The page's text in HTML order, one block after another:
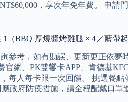
，享次年免年費。 申
（BBQ 厚燒醬烤雞腿 × 4／藍
參考，如有勘誤、更新更正依
網、PK雙饗卡APP、肯德基
每人每卡限一次回饋。 挑選餐
政府防疫措施，請全程配戴口罩